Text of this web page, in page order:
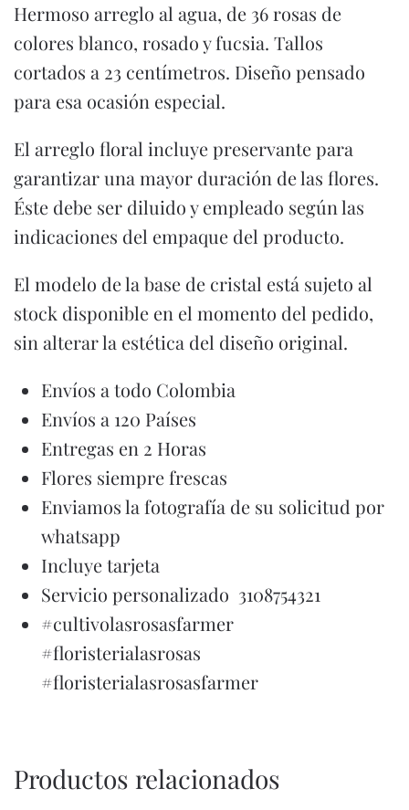
Hermoso arreglo al agua, de 36 rosas de
colores blanco, rosado y fucsia. Tallos
cortados a 23 centímetros. Diseño pensado
para esa ocasión especial.
El arreglo floral incluye preservante para
garantizar una mayor duración de las flores.
Éste debe ser diluido y empleado según las
indicaciones del empaque del producto.
El modelo de la base de cristal está sujeto al
stock disponible en el momento del pedido,
sin alterar la estética del diseño original.
Envíos a todo Colombia
Envíos a 120 Países
Entregas en 2 Horas
Flores siempre frescas
Enviamos la fotografía de su solicitud por
whatsapp
Incluye tarjeta
Servicio personalizado 3108754321
#cultivolasrosasfarmer
#floristerialasrosas
#floristerialasrosasfarmer
Productos relacionados